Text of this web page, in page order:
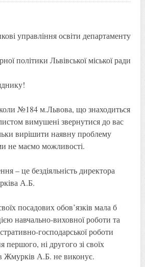
управління освіти департаменту
політики Львівської міської ради
№184 м.Львова, що знаходиться
вимушені звернутися до вас
вирішити наявну проблему
не маємо можливості.
– це бездіяльність директора
А.Б.
посадових обов’язків мала б
навчально-виховної роботи та
господарської роботи
ні другого зі своїх
Жмурків А.Б. не виконує.